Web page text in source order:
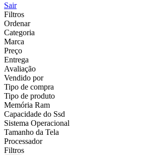
Sair
Filtros
Ordenar
Categoria
Marca
Preço
Entrega
Avaliação
Vendido por
Tipo de compra
Tipo de produto
Memória Ram
Capacidade do Ssd
Sistema Operacional
Tamanho da Tela
Processador
Filtros